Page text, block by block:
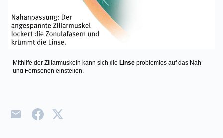
Mithilfe der Ziliarmuskeln kann sich die Linse problemlos auf das Nah-
und Fernsehen einstellen.